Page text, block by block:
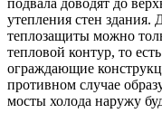
подвала доводят до
утепления стен здания.
теплозащиты можно
тепловой контур, то
ограждающие
противном случае
мосты холода наружу